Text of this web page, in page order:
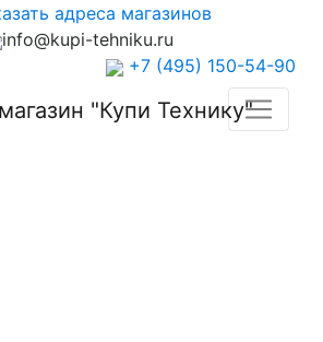
адреса магазинов
info@kupi-tehniku.ru
+7 (495) 150-54-90